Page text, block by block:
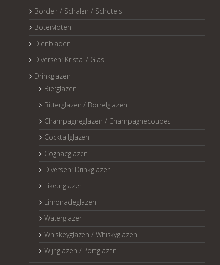
Borden / Schalen / Schotels
Botervloten
Dienbladen
Diversen: Kristal / Glas
Drinkglazen
Bierglazen
Bitterglazen / Borrelglazen
Champagneglazen / Champagnecoupes
Cocktailglazen
Cognacglazen
Diversen: Drinkglazen
Likeurglazen
Limonadeglazen
Waterglazen
Whiskeyglazen / Whiskyglazen
Wijnglazen / Portglazen